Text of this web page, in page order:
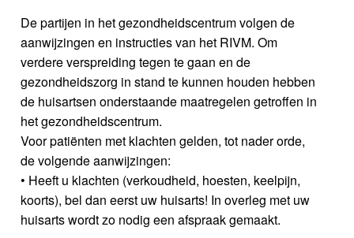
De partijen in het gezondheidscentrum volgen de
aanwijzingen en instructies van het RIVM. Om
verdere verspreiding tegen te gaan en de
gezondheidszorg in stand te kunnen houden hebben
de huisartsen onderstaande maatregelen getroffen in
het gezondheidscentrum.
Voor patiënten met klachten gelden, tot nader orde,
de volgende aanwijzingen:
• Heeft u klachten (verkoudheid, hoesten, keelpijn,
koorts), bel dan eerst uw huisarts! In overleg met uw
huisarts wordt zo nodig een afspraak gemaakt.